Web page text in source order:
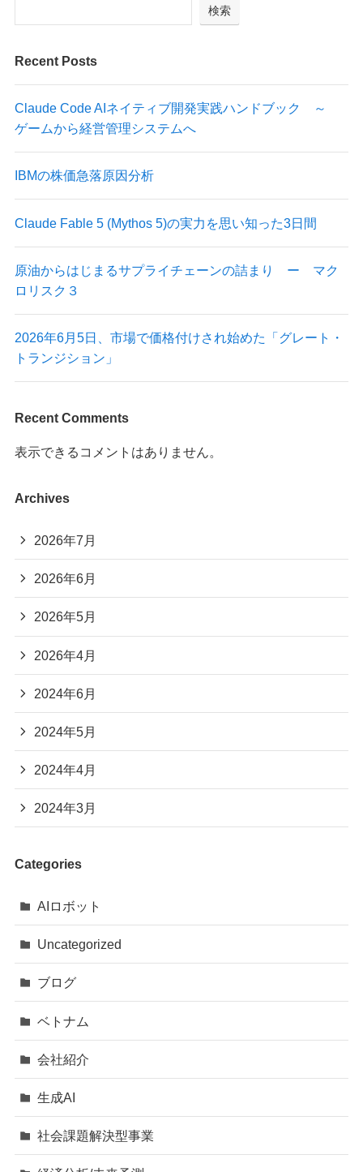
検索
Recent Posts
Claude Code AIネイティブ開発実践ハンドブック ～
ゲームから経営管理システムへ
IBMの株価急落原因分析
Claude Fable 5 (Mythos 5)の実力を思い知った3日間
原油からはじまるサプライチェーンの詰まり ー マク
ロリスク３
2026年6月5日、市場で価格付けされ始めた「グレート・
トランジション」
Recent Comments
表示できるコメントはありません。
Archives
2026年7月
2026年6月
2026年5月
2026年4月
2024年6月
2024年5月
2024年4月
2024年3月
Categories
AIロボット
Uncategorized
ブログ
ベトナム
会社紹介
生成AI
社会課題解決型事業